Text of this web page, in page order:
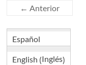
← Anterior
Español
English (Inglés)